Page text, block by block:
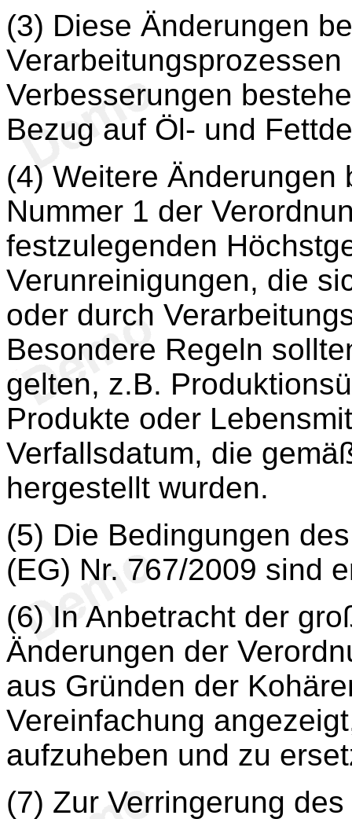
(3) Diese Änderungen
Verbesserungen
Bezug auf Öl- und
(4) Weitere
Nummer 1 der
festzulegenden
Verunreinigungen, die
oder durch
Besondere Regeln
gelten, z.B.
Produkte oder
Verfallsdatum, die
hergestellt wurden.
(5) Die Bedingungen
(EG) Nr. 767/2009 sind
(6) In Anbetracht der
Änderungen der
aus Gründen der
Vereinfachung
aufzuheben und zu
(7) Zur Verringerung